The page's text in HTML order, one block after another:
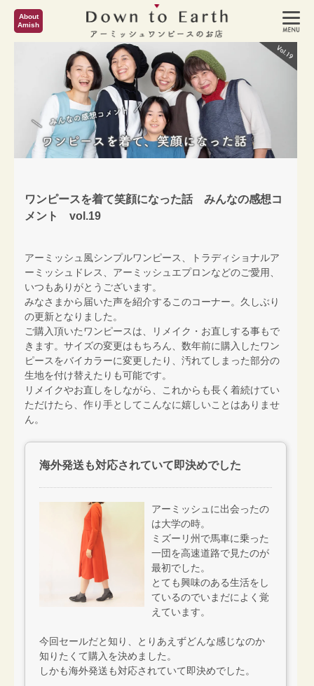
About
Amish
ワンピースを着て笑顔になった話 みんなの感想コ
メント vol.19
アーミッシュ風シンプルワンピース、トラディショナルア
ーミッシュドレス、アーミッシュエプロンなどのご愛用、
いつもありがとうございます。
みなさまから届いた声を紹介するこのコーナー。久しぶり
の更新となりました。
ご購入頂いたワンピースは、リメイク・お直しする事もで
きます。サイズの変更はもちろん、数年前に購入したワン
ピースをバイカラーに変更したり、汚れてしまった部分の
生地を付け替えたりも可能です。
リメイクやお直しをしながら、これからも長く着続けてい
ただけたら、作り手としてこんなに嬉しいことはありませ
ん。
海外発送も対応されていて即決めでした
アーミッシュに出会ったの
は大学の時。
ミズーリ州で馬車に乗った
一団を高速道路で見たのが
最初でした。
とても興味のある生活をし
ているのでいまだによく覚
えています。
今回セールだと知り、とりあえずどんな感じなのか
知りたくて購入を決めました。
しかも海外発送も対応されていて即決めでした。